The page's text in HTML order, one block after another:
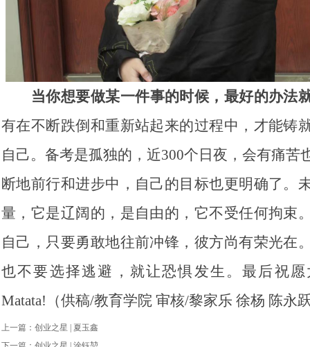
当你想要做某一件事的时候，最好的办法
有在不断跌倒和重新站起来的过程中，才能铸
自己。备考是孤独的，近300个日夜，会有痛苦
断地前行和进步中，自己的目标也更明确了。
量，它是辽阔的，是自由的，它不受任何拘束
自己，只要勇敢地往前冲锋，彼方尚有荣光在
也不要选择逃避，就让恐惧发生。最后祝愿
Matata! （供稿/教育学院 审核/黎家乐 徐杨 陈永
上一篇： 创业之星 | 夏玉鑫